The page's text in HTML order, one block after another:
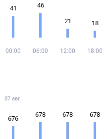
41
00:00
46
06:00
21
12:00
18
18:00
07 авг
676
678 678 678